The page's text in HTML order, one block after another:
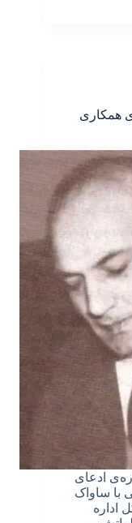
همکاری
ادعای
با ساواک
اداره